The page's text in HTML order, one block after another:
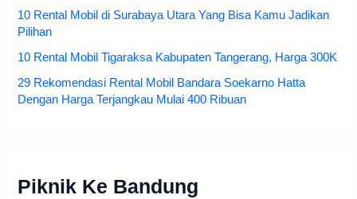
10 Rental Mobil di Surabaya Utara Yang Bisa Kamu Jadikan
Pilihan
10 Rental Mobil Tigaraksa Kabupaten Tangerang, Harga 300K
29 Rekomendasi Rental Mobil Bandara Soekarno Hatta
Dengan Harga Terjangkau Mulai 400 Ribuan
Piknik Ke Bandung